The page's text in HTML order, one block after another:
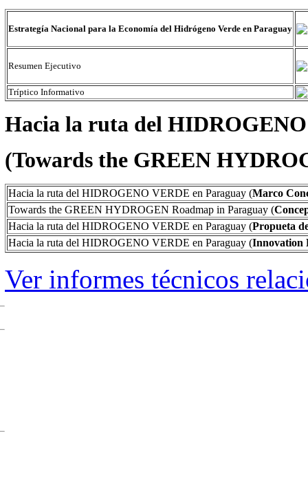
Estrategía Nacional para la Economía del Hidrógeno Verde en Paraguay
Resumen Ejecutivo
Tríptico Informativo
Hacia la ruta del
(Towards the GREEN
Hacia la ruta del HIDROGENO VERDE en Paraguay (Marco
Towards the GREEN HYDROGEN Roadmap in Paraguay (
Hacia la ruta del HIDROGENO VERDE en Paraguay (Propueta
Hacia la ruta del HIDROGENO VERDE en Paraguay (Innovation
Ver informes técnicos